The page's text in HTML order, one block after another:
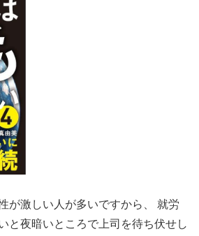
が激しい人が多いですから、 就労
と夜暗いところで上司を待ち伏せし